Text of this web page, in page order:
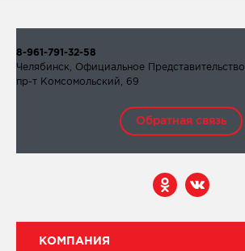
КОМПАНИЯ
8-961-791-32-58
Челябинск, Официальное Представительство
пр-т Комсомольский, 69
Обратная связь